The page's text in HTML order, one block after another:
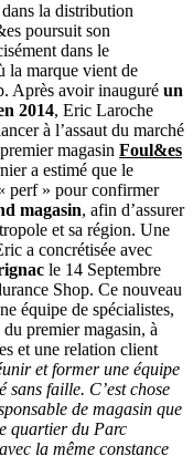
la distribution
poursuit son
dans le
la marque vient de
Après avoir inauguré un
2014, Eric Laroche
à l’assaut du marché
magasin Foul&es
a estimé que le
perf » pour confirmer
magasin, afin d’assurer
et sa région. Une
a concrétisée avec
le 14 Septembre
Shop. Ce nouveau
équipe de spécialistes,
premier magasin, à
et une relation client
et former une équipe
sans faille. C’est chose
de magasin que
quartier du Parc
la même constance